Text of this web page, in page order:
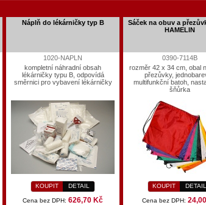
Náplň do lékárničky typ B
1020-NAPLN
kompletní náhradní obsah
lékárničky typu B, odpovídá
směrnici pro vybavení lékárničky
KOUPIT DETAIL
Cena bez DPH: 626,70 Kč
Sáček na obuv a
HAMELIN
0390-7114B
rozměr 42 x 34 cm, obal
přezůvky,
multifunkční batoh,
šňůrka
KOUPIT DETAIL
Cena bez DPH: